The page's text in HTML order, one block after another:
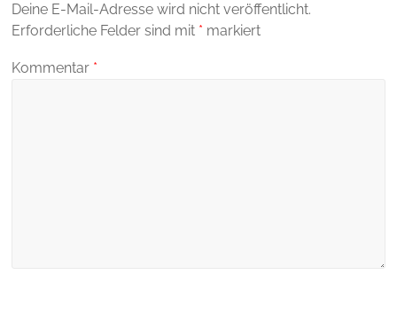
Deine E-Mail-Adresse wird nicht veröffentlicht.
Erforderliche Felder sind mit * markiert
Kommentar *